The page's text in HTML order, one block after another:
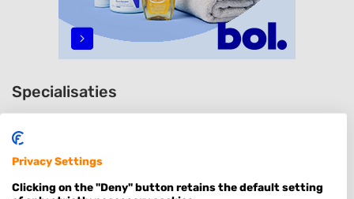
Specialisaties
Privacy Settings
Clicking on the "Deny" button retains the default setting